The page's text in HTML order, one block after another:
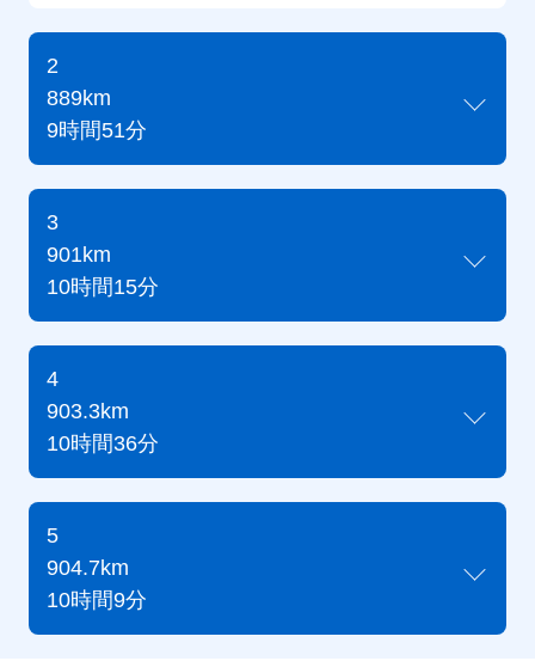
2
889km
9時間51分
3
901km
10時間15分
4
903.3km
10時間36分
5
904.7km
10時間9分